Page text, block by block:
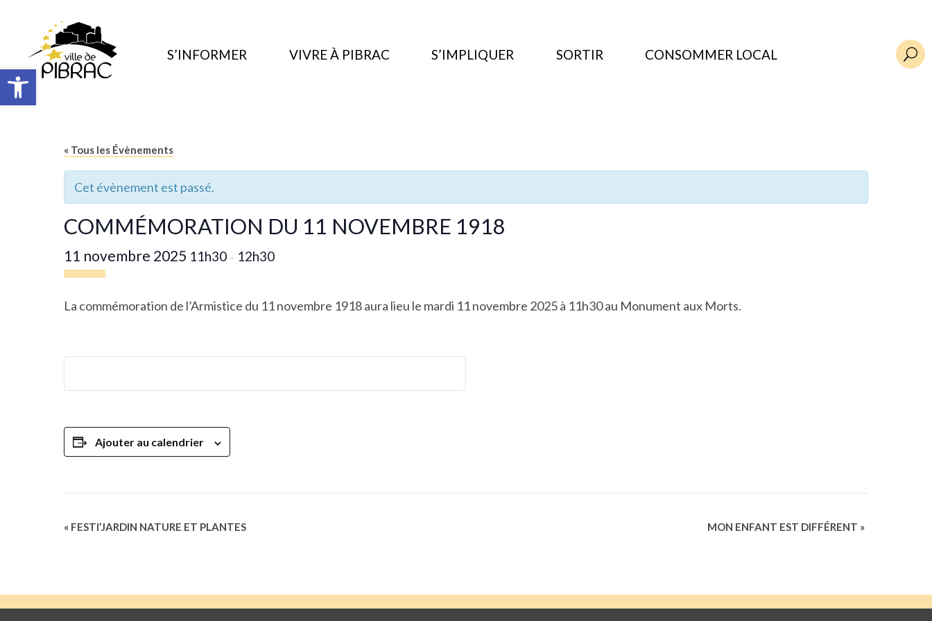
Ouvrir la barre d’outils
S’INFORMER VIVRE À PIBRAC S’IMPLIQUER SORTIR CONSOMMER LOCAL U
« Tous les Évènements
Cet évènement est passé.
COMMÉMORATION DU 11 NOVEMBRE 1918
11 novembre 2025 11h30 – 12h30
La commémoration de l’Armistice du 11 novembre 1918 aura lieu le mardi 11 novembre 2025 à 11h30 au Monument aux Morts.
Ajouter au calendrier
Navigation
« FESTI’JARDIN NATURE ET PLANTES MON ENFANT EST DIFFÉRENT »